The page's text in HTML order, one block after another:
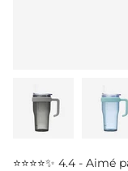
⭐⭐⭐⭐✨ 4.4 -